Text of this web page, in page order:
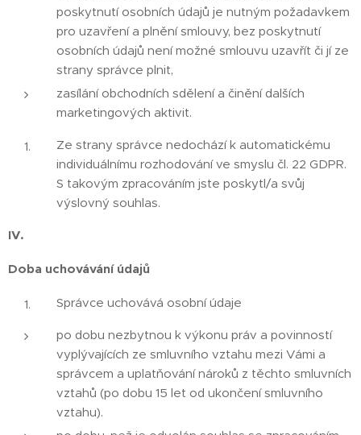
poskytnutí osobních údajů je nutným požadavkem
pro uzavření a plnění smlouvy, bez poskytnutí
osobních údajů není možné smlouvu uzavřít či jí ze
strany správce plnit,
zasílání obchodních sdělení a činění dalších
marketingových aktivit.
Ze strany správce nedochází k automatickému
individuálnímu rozhodování ve smyslu čl. 22 GDPR.
S takovým zpracováním jste poskytl/a svůj
výslovný souhlas.
IV.
Doba uchovávání údajů
Správce uchovává osobní údaje
po dobu nezbytnou k výkonu práv a povinností
vyplývajících ze smluvního vztahu mezi Vámi a
správcem a uplatňování nároků z těchto smluvních
vztahů (po dobu 15 let od ukončení smluvního
vztahu).